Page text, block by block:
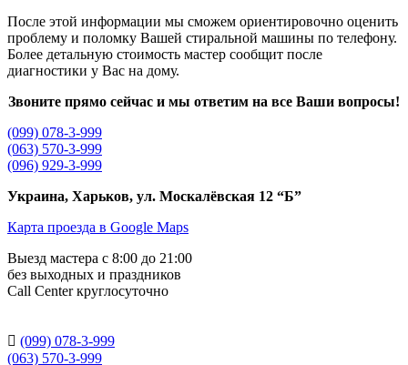
После этой информации мы сможем ориентировочно оценить
проблему и поломку Вашей стиральной машины по телефону.
Более детальную стоимость мастер сообщит после
диагностики у Вас на дому.
Звоните прямо сейчас и мы ответим на все Ваши вопросы!
(099) 078-3-999
(063) 570-3-999
(096) 929-3-999
Украина, Харьков, ул. Москалёвская 12 “Б”
Карта проезда в Google Maps
Выезд мастера с 8:00 до 21:00
без выходных и праздников
Сall Сenter круглосуточно
 (099) 078-3-999
(063) 570-3-999